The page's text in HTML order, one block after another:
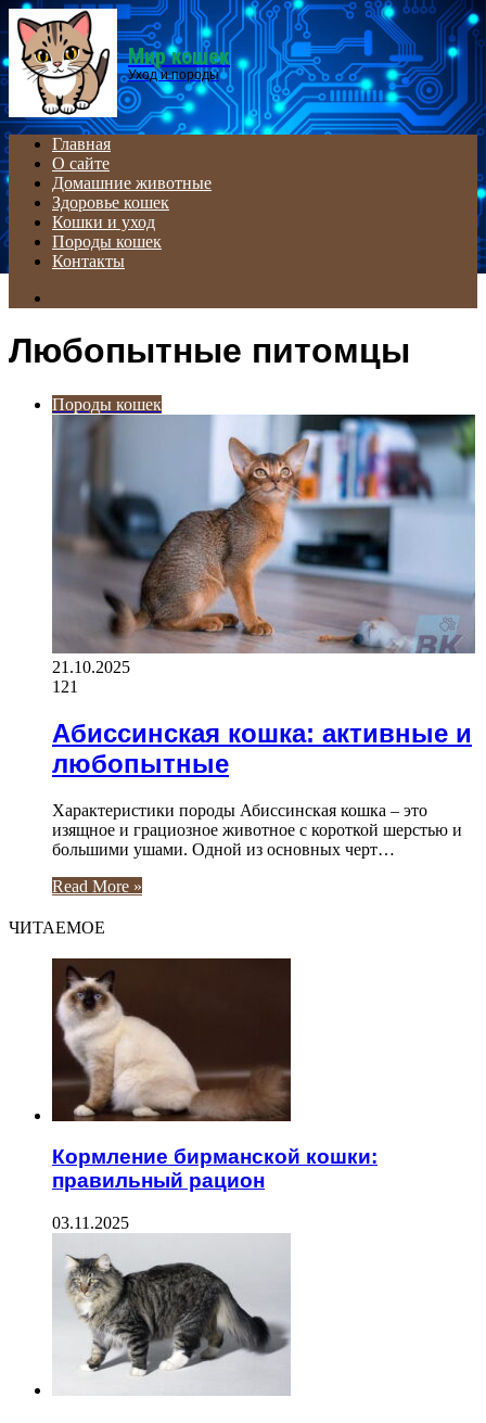
Menu
Мир кошек
Уход и породы
Главная
О сайте
Домашние животные
Здоровье кошек
Кошки и уход
Породы кошек
Контакты
Любопытные питомцы
Породы кошек
21.10.2025
121
Абиссинская кошка: активные и
любопытные
Характеристики породы Абиссинская кошка – это
изящное и грациозное животное с короткой шерстью и
большими ушами. Одной из основных черт…
Read More »
ЧИТАЕМОЕ
Кормление бирманской кошки:
правильный рацион
03.11.2025